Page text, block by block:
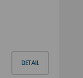
DETAIL